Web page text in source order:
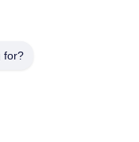
E27
for?